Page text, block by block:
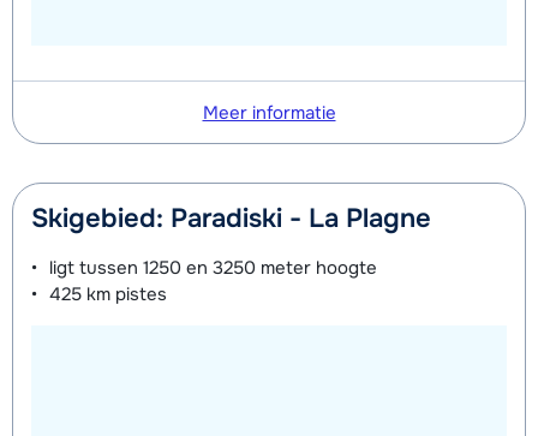
Meer informatie
Skigebied: Paradiski - La Plagne
ligt tussen 1250 en 3250 meter hoogte
425 km pistes